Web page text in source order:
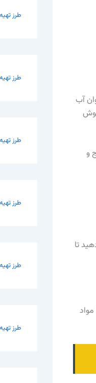
به دو قسمت تقسیم کنید و به همراه گوشت مرغ، نمک و زرد چوبه و 4 لیوان آب
و
تا
طرز
طرز
طرز
طرز
طرز
طرز